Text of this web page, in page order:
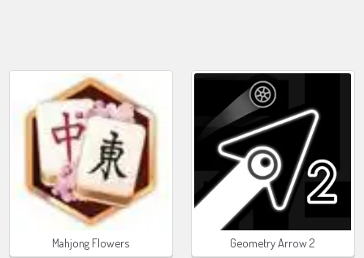
Mahjong Flowers Geometry Arrow 2